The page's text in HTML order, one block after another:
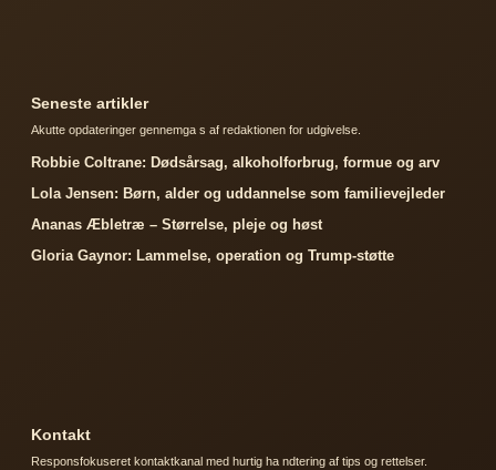
Seneste artikler
Akutte opdateringer gennemga s af redaktionen for udgivelse.
Robbie Coltrane: Dødsårsag, alkoholforbrug, formue og arv
Lola Jensen: Børn, alder og uddannelse som familievejleder
Ananas Æbletræ – Størrelse, pleje og høst
Gloria Gaynor: Lammelse, operation og Trump-støtte
Kontakt
Responsfokuseret kontaktkanal med hurtig ha ndtering af tips og rettelser.